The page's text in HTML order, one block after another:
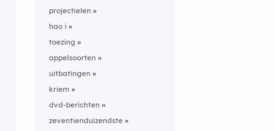
projectielen
hao i
toezing
appelsoorten
uitbatingen
kriem
dvd-berichten
zeventienduizendste